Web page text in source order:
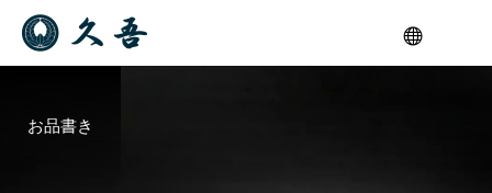
お品書き